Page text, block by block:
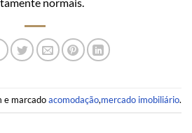
e marcadoacomodação,mercado imobiliário.